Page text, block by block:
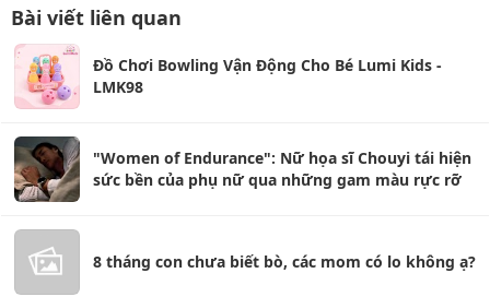
Bài viết liên quan
Đồ Chơi Bowling Vận Động Cho Bé Lumi Kids -
LMK98
"Women of Endurance": Nữ họa sĩ Chouyi tái hiện
sức bền của phụ nữ qua những gam màu rực rỡ
8 tháng con chưa biết bò, các mom có lo không ạ?